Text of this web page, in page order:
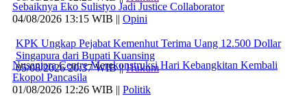
KPK Ungkap Pejabat Kemenhut Terima Uang 12.500 Dollar
Singapura dari Bupati Kuansing
05/08/2026 20:37 WIB ||Hukum
Sebaiknya Eko Sulistyo Jadi Justice Collaborator
04/08/2026 13:15 WIB || Opini
Nusantara Centre Merekonstruksi Hari Kebangkitan Kembali
Ekopol Pancasila
01/08/2026 12:26 WIB || Politik